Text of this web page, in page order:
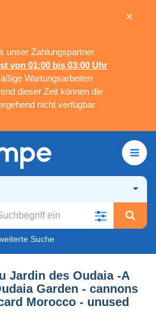
unser Zahlungspartner
von 01:00 bis 03:00 Uhr
Wartungsarbeiten
dieser Zeit können die
nicht verfügbar
×
Suche
Jardin des Oudaia -A
Garden - cannons
Morocco - unused